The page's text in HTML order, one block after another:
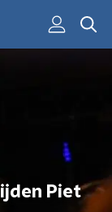
Piet